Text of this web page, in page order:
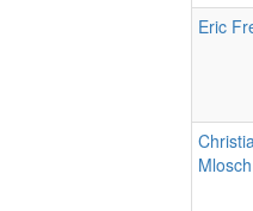
Eric
Mlosch